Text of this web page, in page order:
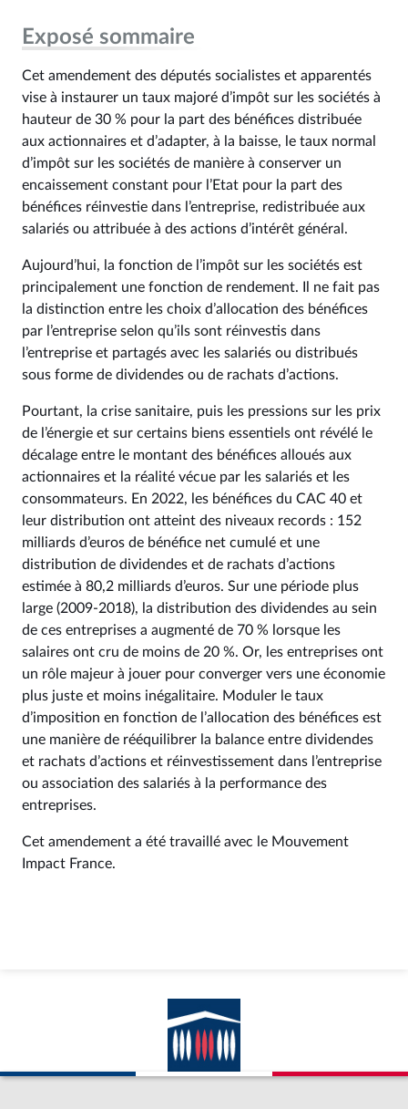
Exposé sommaire
Cet amendement des députés socialistes et apparentés
vise à instaurer un taux majoré d’impôt sur les sociétés à
hauteur de 30 % pour la part des bénéfices distribuée
aux actionnaires et d’adapter, à la baisse, le taux normal
d’impôt sur les sociétés de manière à conserver un
encaissement constant pour l’Etat pour la part des
bénéfices réinvestie dans l’entreprise, redistribuée aux
salariés ou attribuée à des actions d’intérêt général.
Aujourd’hui, la fonction de l’impôt sur les sociétés est
principalement une fonction de rendement. Il ne fait pas
la distinction entre les choix d’allocation des bénéfices
par l’entreprise selon qu’ils sont réinvestis dans
l’entreprise et partagés avec les salariés ou distribués
sous forme de dividendes ou de rachats d’actions.
Pourtant, la crise sanitaire, puis les pressions sur les prix
de l’énergie et sur certains biens essentiels ont révélé le
décalage entre le montant des bénéfices alloués aux
actionnaires et la réalité vécue par les salariés et les
consommateurs. En 2022, les bénéfices du CAC 40 et
leur distribution ont atteint des niveaux records : 152
milliards d’euros de bénéfice net cumulé et une
distribution de dividendes et de rachats d’actions
estimée à 80,2 milliards d’euros. Sur une période plus
large (2009-2018), la distribution des dividendes au sein
de ces entreprises a augmenté de 70 % lorsque les
salaires ont cru de moins de 20 %. Or, les entreprises ont
un rôle majeur à jouer pour converger vers une économie
plus juste et moins inégalitaire. Moduler le taux
d’imposition en fonction de l’allocation des bénéfices est
une manière de rééquilibrer la balance entre dividendes
et rachats d’actions et réinvestissement dans l’entreprise
ou association des salariés à la performance des
entreprises.
Cet amendement a été travaillé avec le Mouvement
Impact France.